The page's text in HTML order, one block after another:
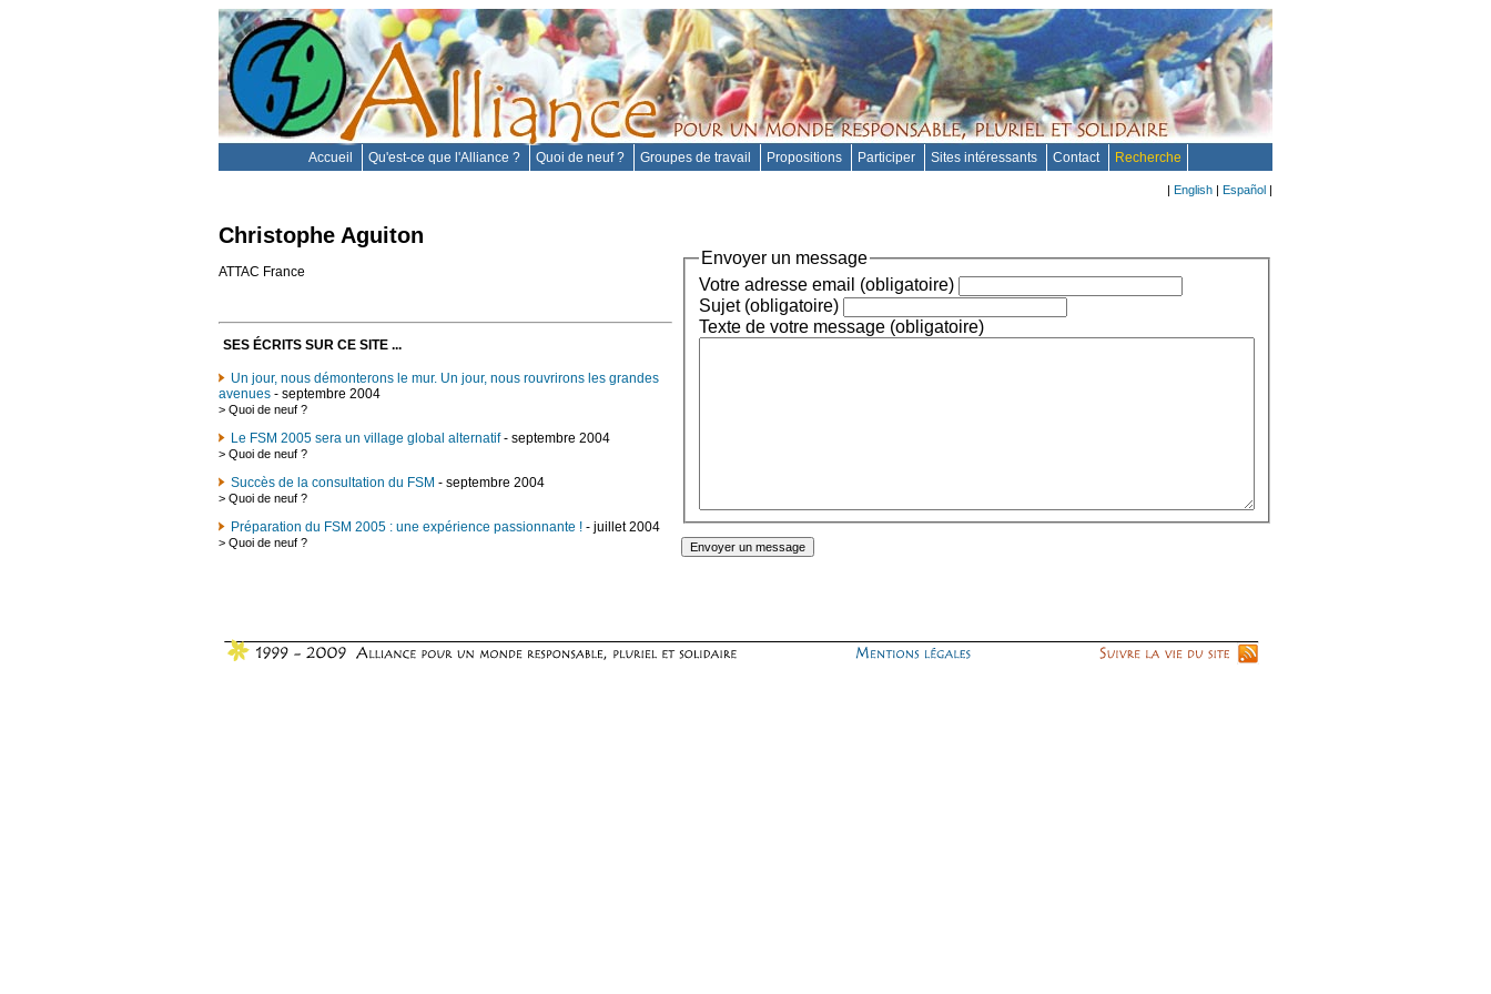
Accueil Qu'est-ce que l'Alliance ? Quoi de neuf ? Groupes de travail Propositions Participer Sites intéressants Contact Recherche
| English | Español |
Christophe Aguiton
ATTAC France
SES ÉCRITS SUR CE SITE ...
Un jour, nous démonterons le mur. Un jour, nous rouvrirons les grandes
avenues - septembre 2004
> Quoi de neuf ?
Le FSM 2005 sera un village global alternatif- septembre 2004
> Quoi de neuf ?
Succès de la consultation du FSM - septembre 2004
> Quoi de neuf ?
Préparation du FSM 2005 : une expérience passionnante ! - juillet 2004
> Quoi de neuf ?
Envoyer un message
Votre adresse email (obligatoire)
Sujet (obligatoire)
Texte de votre message (obligatoire)